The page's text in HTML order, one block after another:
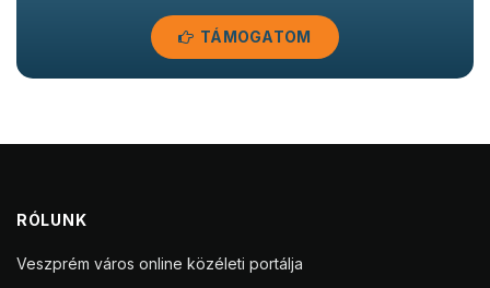
TÁMOGATOM
RÓLUNK
Veszprém város online közéleti portálja